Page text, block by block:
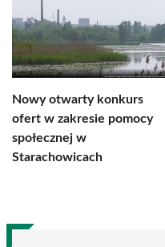
Nowy otwarty konkurs
ofert w zakresie pomocy
społecznej w
Starachowicach